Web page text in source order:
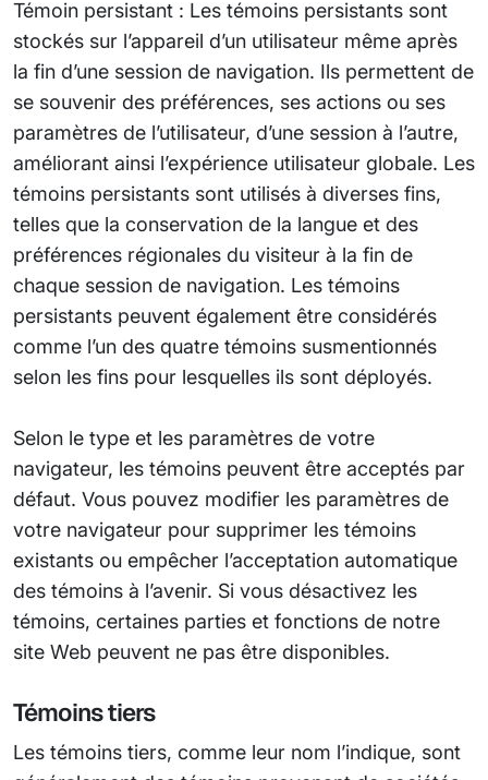
Témoin persistant : Les témoins persistants sont
stockés sur l’appareil d’un utilisateur même après
la fin d’une session de navigation. Ils permettent de
se souvenir des préférences, ses actions ou ses
paramètres de l’utilisateur, d’une session à l’autre,
améliorant ainsi l’expérience utilisateur globale. Les
témoins persistants sont utilisés à diverses fins,
telles que la conservation de la langue et des
préférences régionales du visiteur à la fin de
chaque session de navigation. Les témoins
persistants peuvent également être considérés
comme l’un des quatre témoins susmentionnés
selon les fins pour lesquelles ils sont déployés.
Selon le type et les paramètres de votre
navigateur, les témoins peuvent être acceptés par
défaut. Vous pouvez modifier les paramètres de
votre navigateur pour supprimer les témoins
existants ou empêcher l’acceptation automatique
des témoins à l’avenir. Si vous désactivez les
témoins, certaines parties et fonctions de notre
site Web peuvent ne pas être disponibles.
Témoins tiers
Les témoins tiers, comme leur nom l’indique, sont